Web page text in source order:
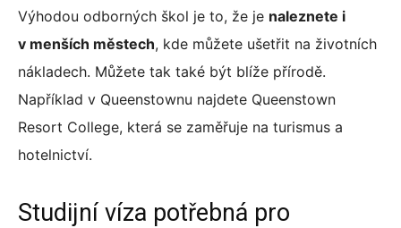
Výhodou odborných škol je to, že je naleznete i
v menších městech, kde můžete ušetřit na životních
nákladech. Můžete tak také být blíže přírodě.
Například v Queenstownu najdete Queenstown
Resort College, která se zaměřuje na turismus a
hotelnictví.
Studijní víza potřebná pro